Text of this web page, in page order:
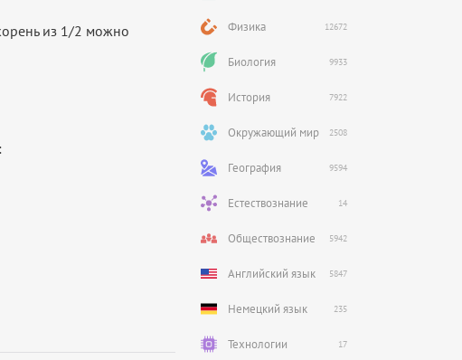
из 1/2 можно
Физика 12672
Биология 9933
История 7922
Окружающий мир 2508
География 9594
Естествознание 14
Обществознание 5942
Английский язык 5847
Немецкий язык 235
Технологии 17